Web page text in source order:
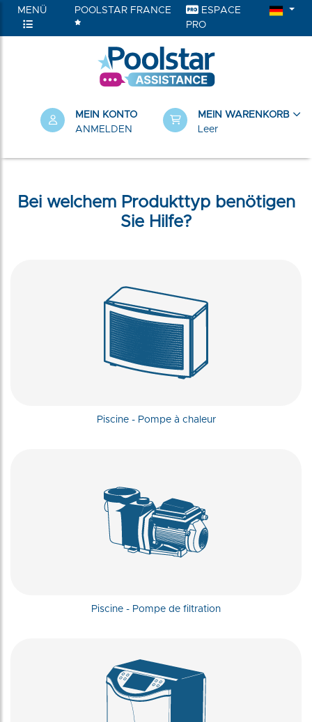
MENÜ POOLSTAR FRANCE
ESPACE
PRO
MEIN KONTO
ANMELDEN
MEIN WARENKORB
Leer
Bei welchem Produkttyp benötigen
Sie Hilfe?
Piscine - Pompe à chaleur
Piscine - Pompe de filtration